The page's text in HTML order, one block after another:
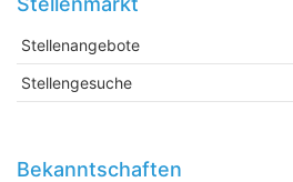
Stellenangebote
Stellengesuche
Bekanntschaften